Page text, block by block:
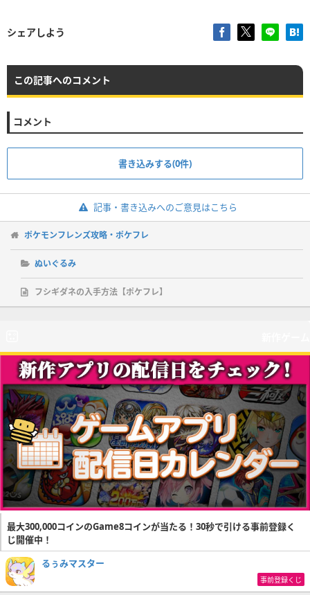
シェアしよう
この記事へのコメント
コメント
書き込みする(0件)
記事・書き込みへのご意見はこちら
ポケモンフレンズ攻略・ポケフレ
ぬいぐるみ
フシギダネの入手方法【ポケフレ】
最大300,000コインのGame8コインが当たる！30秒で引ける事前登録く
じ開催中！
るぅみマスター
事前登録くじ